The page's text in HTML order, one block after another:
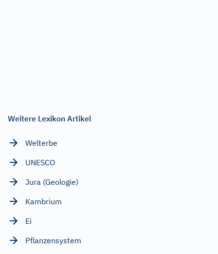
Weitere Lexikon Artikel
Welterbe
UNESCO
Jura (Geologie)
Kambrium
Ei
Pflanzensystem